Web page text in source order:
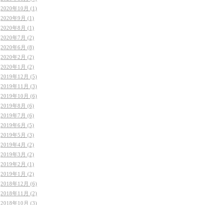
2020年10月 (1)
2020年9月 (1)
2020年8月 (1)
2020年7月 (2)
2020年6月 (8)
2020年2月 (2)
2020年1月 (2)
2019年12月 (5)
2019年11月 (3)
2019年10月 (6)
2019年8月 (6)
2019年7月 (6)
2019年6月 (5)
2019年5月 (3)
2019年4月 (2)
2019年3月 (2)
2019年2月 (1)
2019年1月 (2)
2018年12月 (6)
2018年11月 (2)
2018年10月 (3)